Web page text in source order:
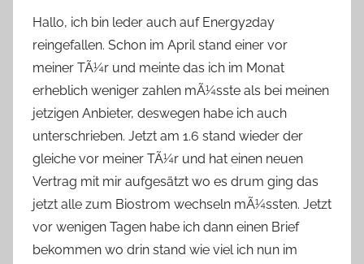
Hallo, ich bin leder auch auf Energy2day
reingefallen. Schon im April stand einer vor
meiner TÃ¼r und meinte das ich im Monat
erheblich weniger zahlen mÃ¼sste als bei meinen
jetzigen Anbieter, deswegen habe ich auch
unterschrieben. Jetzt am 1.6 stand wieder der
gleiche vor meiner TÃ¼r und hat einen neuen
Vertrag mit mir aufgesätzt wo es drum ging das
jetzt alle zum Biostrom wechseln mÃ¼ssten. Jetzt
vor wenigen Tagen habe ich dann einen Brief
bekommen wo drin stand wie viel ich nun im